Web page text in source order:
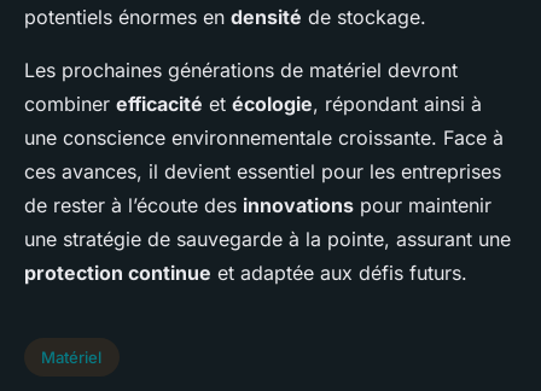
potentiels énormes en densité de stockage.
Les prochaines générations de matériel devront
combiner efficacité et écologie, répondant ainsi à
une conscience environnementale croissante. Face à
ces avances, il devient essentiel pour les entreprises
de rester à l’écoute des innovations pour maintenir
une stratégie de sauvegarde à la pointe, assurant une
protection continue et adaptée aux défis futurs.
Matériel